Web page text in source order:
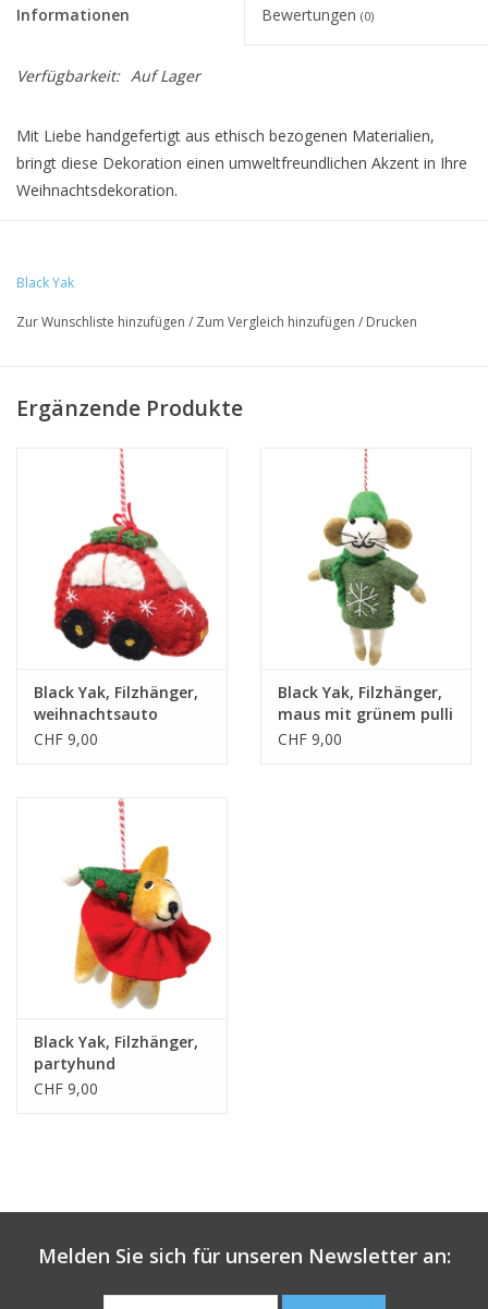
Informationen Bewertungen (0)
Verfügbarkeit: Auf Lager
Mit Liebe handgefertigt aus ethisch bezogenen Materialien,
bringt diese Dekoration einen umweltfreundlichen Akzent in Ihre
Weihnachtsdekoration.
Black Yak
Zur Wunschliste hinzufügen / Zum Vergleich hinzufügen / Drucken
Ergänzende Produkte
Black Yak, Filzhänger,
weihnachtsauto
CHF 9,00
Black Yak, Filzhänger,
maus mit grünem pulli
CHF 9,00
Black Yak, Filzhänger,
partyhund
CHF 9,00
Melden Sie sich für unseren Newsletter an: